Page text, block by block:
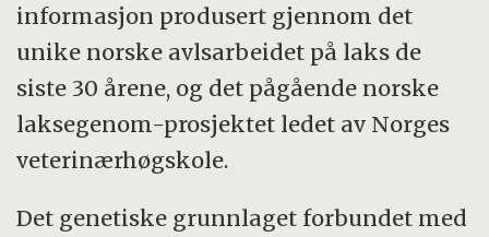
informasjon produsert gjennom det
unike norske avlsarbeidet på laks de
siste 30 årene, og det pågående norske
laksegenom-prosjektet ledet av Norges
veterinærhøgskole.
Det genetiske grunnlaget forbundet med